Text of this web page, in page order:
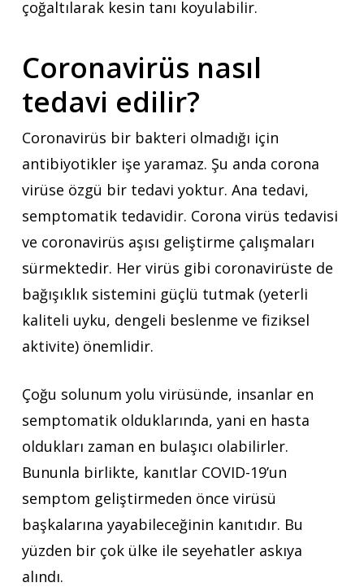
çoğaltılarak kesin tanı koyulabilir.
Coronavirüs nasıl
tedavi edilir?
Coronavirüs bir bakteri olmadığı için
antibiyotikler işe yaramaz. Şu anda corona
virüse özgü bir tedavi yoktur. Ana tedavi,
semptomatik tedavidir. Corona virüs tedavisi
ve coronavirüs aşısı geliştirme çalışmaları
sürmektedir. Her virüs gibi coronavirüste de
bağışıklık sistemini güçlü tutmak (yeterli
kaliteli uyku, dengeli beslenme ve fiziksel
aktivite) önemlidir.
Çoğu solunum yolu virüsünde, insanlar en
semptomatik olduklarında, yani en hasta
oldukları zaman en bulaşıcı olabilirler.
Bununla birlikte, kanıtlar COVID-19’un
semptom geliştirmeden önce virüsü
başkalarına yayabileceğinin kanıtıdır. Bu
yüzden bir çok ülke ile seyehatler askıya
alındı.